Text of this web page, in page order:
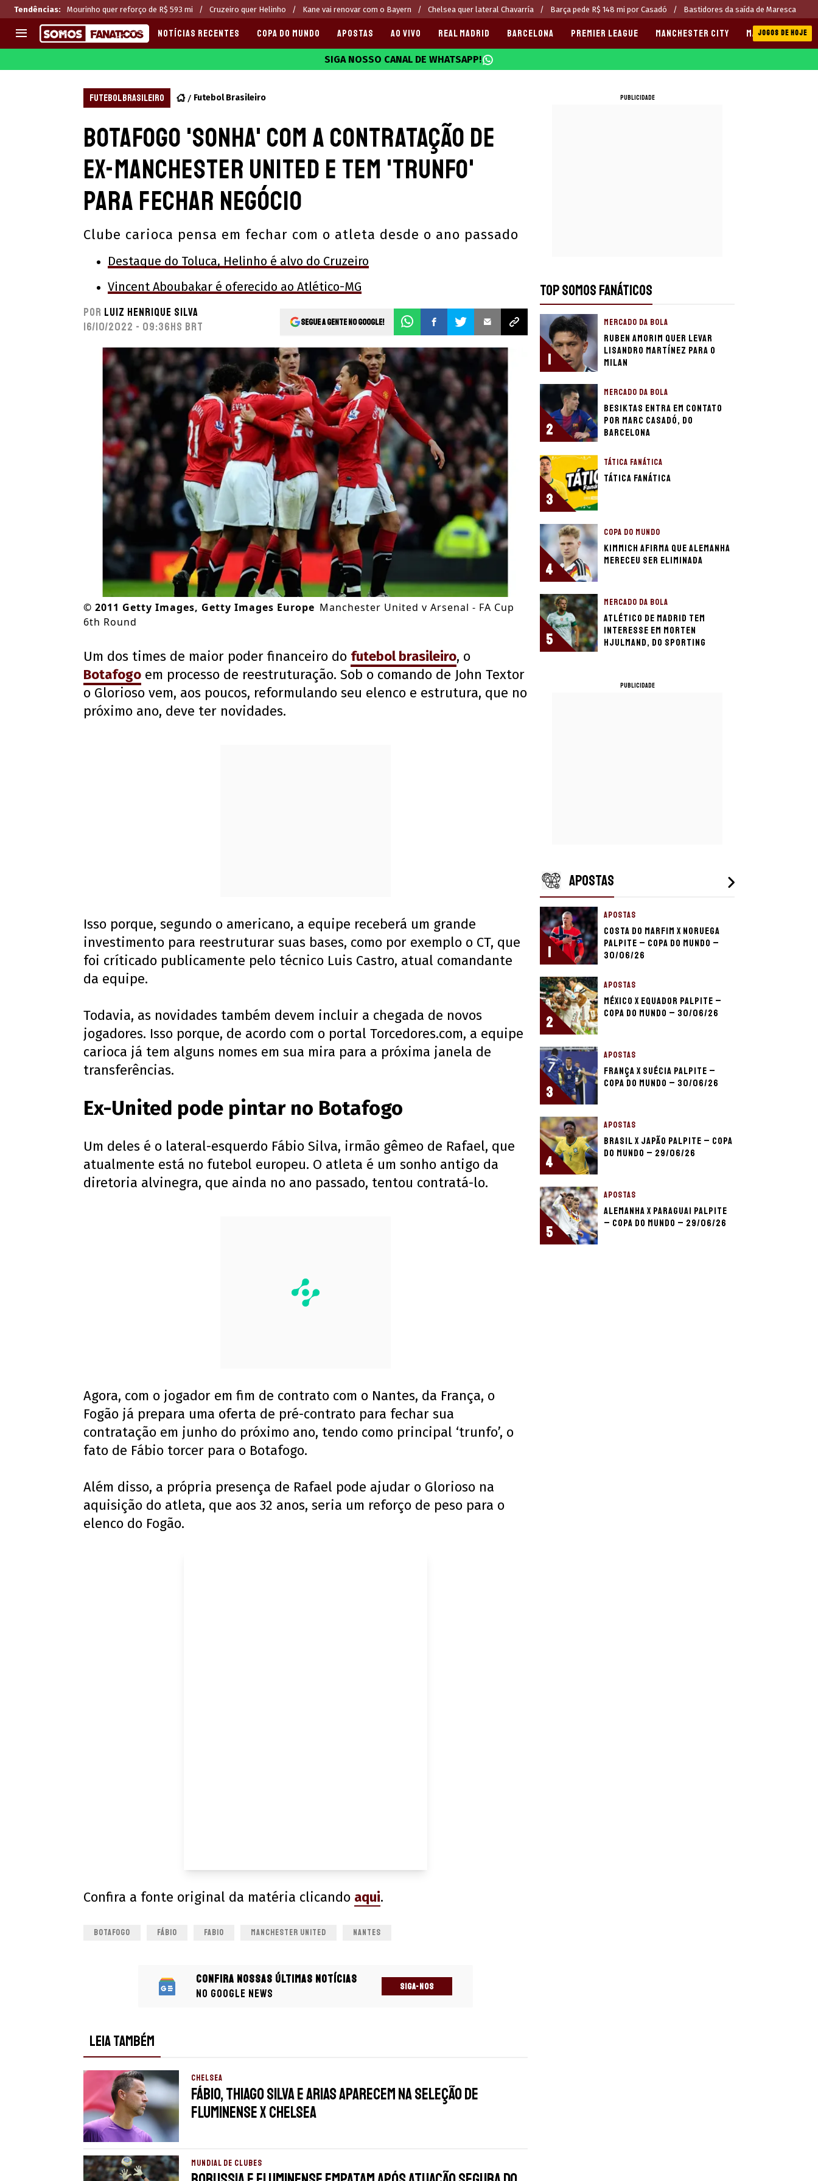
Tendências: Mourinho quer reforço de R$ 593 mi Cruzeiro quer Helinho Kane vai renovar com o Bayern Chelsea quer lateral Chavarría Barça pede R$ 148 mi por Casadó Bastidores da saída de Maresca
CHAMPIONS LEAGUE
PREMIER LEAGUE
LIGA PORTUGUESA
Melhores sites de apostas 2025
Últimas
CASAS DE APOSTAS
CÓDIGOS e OFERTAS
APPS
NOTÍCIAS RECENTES COPA DO MUNDO APOSTAS AO VIVO REAL MADRID BARCELONA PREMIER LEAGUE MANCHESTER CITY MANCHESTER
JOGOS DE HOJE
SIGA NOSSO CANAL DE WHATSAPP!
FUTEBOL BRASILEIRO Futebol Brasileiro
Botafogo 'sonha' com a contratação de
ex-Manchester United e tem 'trunfo'
para fechar negócio
Clube carioca pensa em fechar com o atleta desde o ano passado
Destaque do Toluca, Helinho é alvo do Cruzeiro
Vincent Aboubakar é oferecido ao Atlético-MG
Por Luiz Henrique Silva
16/10/2022 - 09:36hs BRT
Segue a gente no Google!
© 2011 Getty Images, Getty Images Europe Manchester United v Arsenal - FA Cup
6th Round
Um dos times de maior poder financeiro do futebol brasileiro, o
Botafogo em processo de reestruturação. Sob o comando de John Textor
o Glorioso vem, aos poucos, reformulando seu elenco e estrutura, que no
próximo ano, deve ter novidades.
Isso porque, segundo o americano, a equipe receberá um grande
investimento para reestruturar suas bases, como por exemplo o CT, que
foi críticado publicamente pelo técnico Luis Castro, atual comandante
da equipe.
Todavia, as novidades também devem incluir a chegada de novos
jogadores. Isso porque, de acordo com o portal Torcedores.com, a equipe
carioca já tem alguns nomes em sua mira para a próxima janela de
transferências.
Ex-United pode pintar no Botafogo
Um deles é o lateral-esquerdo Fábio Silva, irmão gêmeo de Rafael, que
atualmente está no futebol europeu. O atleta é um sonho antigo da
diretoria alvinegra, que ainda no ano passado, tentou contratá-lo.
Agora, com o jogador em fim de contrato com o Nantes, da França, o
Fogão já prepara uma oferta de pré-contrato para fechar sua
contratação em junho do próximo ano, tendo como principal ‘trunfo’, o
fato de Fábio torcer para o Botafogo.
Além disso, a própria presença de Rafael pode ajudar o Glorioso na
aquisição do atleta, que aos 32 anos, seria um reforço de peso para o
elenco do Fogão.
Confira a fonte original da matéria clicando aqui.
BOTAFOGO FÁBIO FABIO MANCHESTER UNITED NANTES
Confira nossas últimas notícias
no Google News
SIGA-NOS
LEIA TAMBÉM
CHELSEA
Fábio, Thiago Silva e Arias aparecem na seleção de
Fluminense x Chelsea
MUNDIAL DE CLUBES
PUBLICIDADE
TOP SOMOS FANÁTICOS
1
MERCADO DA BOLA
Ruben Amorim quer levar
Lisandro Martínez para o
Milan
2
MERCADO DA BOLA
Besiktas entra em contato
por Marc Casadó, do
Barcelona
3
TÁTICA FANÁTICA
Tática Fanática
4
COPA DO MUNDO
Kimmich afirma que Alemanha
mereceu ser eliminada
5
MERCADO DA BOLA
Atlético de Madrid tem
interesse em Morten
Hjulmand, do Sporting
PUBLICIDADE
APOSTAS
1
APOSTAS
Costa do Marfim x Noruega
palpite – Copa do Mundo –
30/06/26
2
APOSTAS
México x Equador palpite –
Copa do Mundo – 30/06/26
3
APOSTAS
França x Suécia palpite –
Copa do Mundo – 30/06/26
4
APOSTAS
Brasil x Japão palpite – Copa
do Mundo – 29/06/26
5
APOSTAS
Alemanha x Paraguai palpite
– Copa do Mundo – 29/06/26